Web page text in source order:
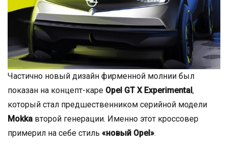
Частично новый дизайн фирменной молнии был
показан на концепт-каре Opel GT X Experimental,
который стал предшественником серийной модели
Mokka второй генерации. Именно этот кроссовер
примерил на себе стиль «новый Opel».